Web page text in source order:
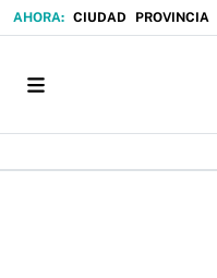
CIUDAD PROVINCIA